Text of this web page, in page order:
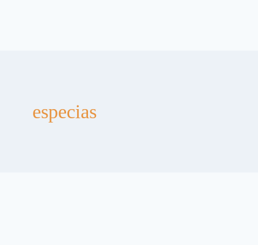
especias